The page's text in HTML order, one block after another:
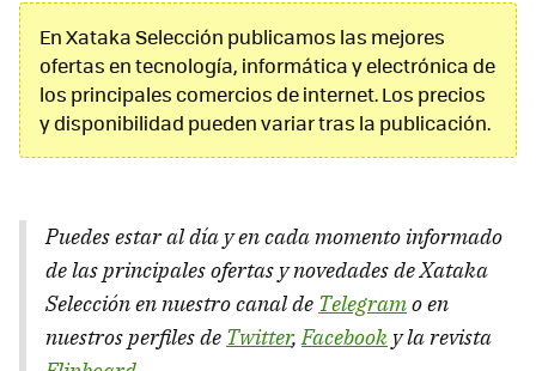
En Xataka Selección publicamos las mejores
ofertas en tecnología, informática y electrónica de
los principales comercios de internet. Los precios
y disponibilidad pueden variar tras la publicación.
Puedes estar al día y en cada momento informado
de las principales ofertas y novedades de Xataka
Selección en nuestro canal de Telegramo en
nuestros perfiles de Twitter, Facebook y la revista